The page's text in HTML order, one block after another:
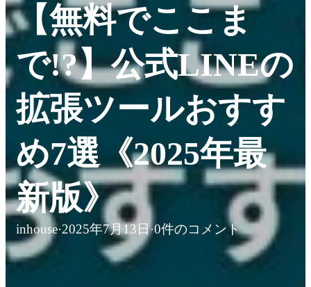
【無料でここま
で!?】公式LINEの
拡張ツールおすす
め7選《2025年最
新版》
inhouse·2025年7月13日·0件のコメント